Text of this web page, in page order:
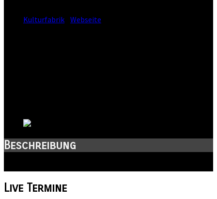
Kulturfabrik Webseite
Beschreibung
Live Termine